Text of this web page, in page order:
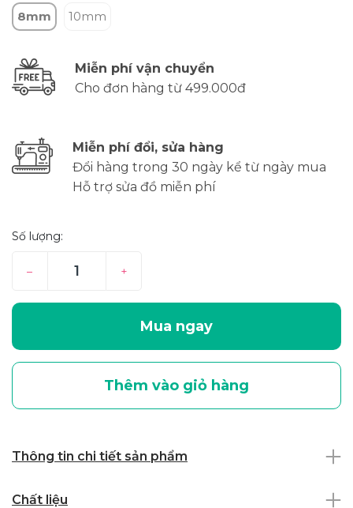
8mm 10mm
Miễn phí vận chuyển
Cho đơn hàng từ 499.000đ
Miễn phí đổi, sửa hàng
Đổi hàng trong 30 ngày kể từ ngày mua
Hỗ trợ sửa đồ miễn phí
Số lượng:
– +
Mua ngay
Thêm vào giỏ hàng
Thông tin chi tiết sản phẩm
Chất liệu